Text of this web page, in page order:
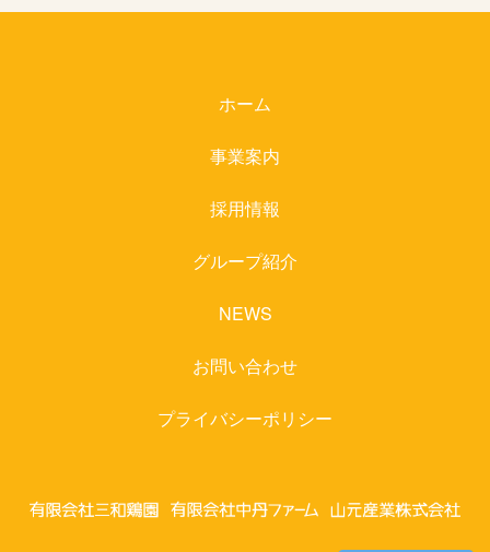
ホーム
事業案内
採用情報
グループ紹介
NEWS
お問い合わせ
プライバシーポリシー